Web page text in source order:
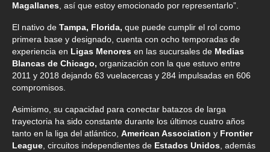
Magallanes, así que estoy emocionado por representarlo”.
El nativo de Tampa, Florida, que puede cumplir el rol como
primera base y designado, cuenta con ocho temporadas de
experiencia en Ligas Menores en las sucursales de Medias
Blancas de Chicago, organización con la que estuvo entre
2011 y 2018 dejando 63 vuelacercas y 284 impulsadas en 606
compromisos.
Asimismo, su capacidad para conectar batazos de larga
trayectoria ha sido constante durante los últimos cuatro años
tanto en la liga del atlántico, American Association y Frontier
League, circuitos independientes de Estados Unidos, además